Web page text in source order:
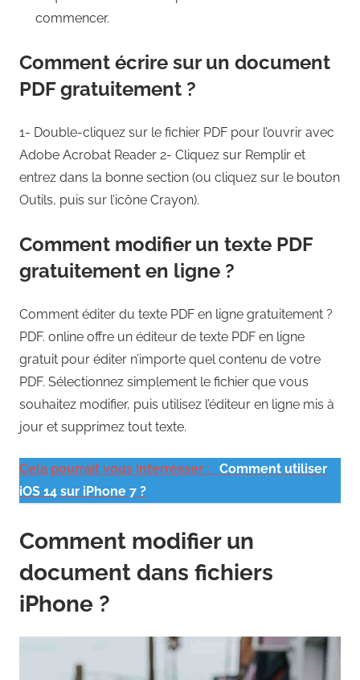
commencer.
Comment écrire sur un document
PDF gratuitement ?
1- Double-cliquez sur le fichier PDF pour l’ouvrir avec
Adobe Acrobat Reader 2- Cliquez sur Remplir et
entrez dans la bonne section (ou cliquez sur le bouton
Outils, puis sur l’icône Crayon).
Comment modifier un texte PDF
gratuitement en ligne ?
Comment éditer du texte PDF en ligne gratuitement ?
PDF. online offre un éditeur de texte PDF en ligne
gratuit pour éditer n’importe quel contenu de votre
PDF. Sélectionnez simplement le fichier que vous
souhaitez modifier, puis utilisez l’éditeur en ligne mis à
jour et supprimez tout texte.
Cela pourrait vous interrésser :
Comment utiliser
iOS 14 sur iPhone 7 ?
Comment modifier un
document dans fichiers
iPhone ?